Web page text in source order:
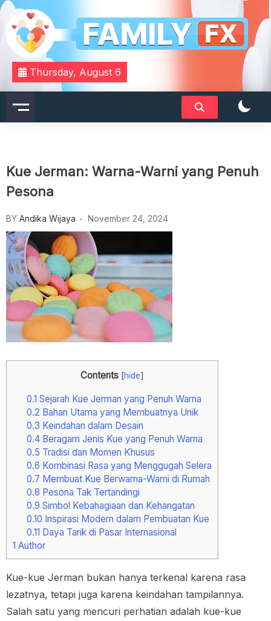
Skip
content
Familyfx
Your Daily Dose of Family Wisdom
Thursday, August 6
Kue Jerman: Warna-Warni yang Penuh
Pesona
BY Andika Wijaya November 24, 2024
Contents [hide]
0.1 Sejarah Kue Jerman yang Penuh Warna
0.2 Bahan Utama yang Membuatnya Unik
0.3 Keindahan dalam Desain
0.4Beragam Jenis Kue yang Penuh Warna
0.5 Tradisi dan Momen Khusus
0.6 Kombinasi Rasa yang Menggugah Selera
0.7 Membuat Kue Berwarna-Warni di Rumah
0.8 Pesona Tak Tertandingi
0.9 Simbol Kebahagiaan dan Kehangatan
0.10 Inspirasi Modern dalam Pembuatan Kue
0.11 Daya Tarik di Pasar Internasional
1 Author
Kue-kue Jerman bukan hanya terkenal karena rasa
lezatnya, tetapi juga karena keindahan tampilannya.
Salah satu yang mencuri perhatian adalah kue-kue